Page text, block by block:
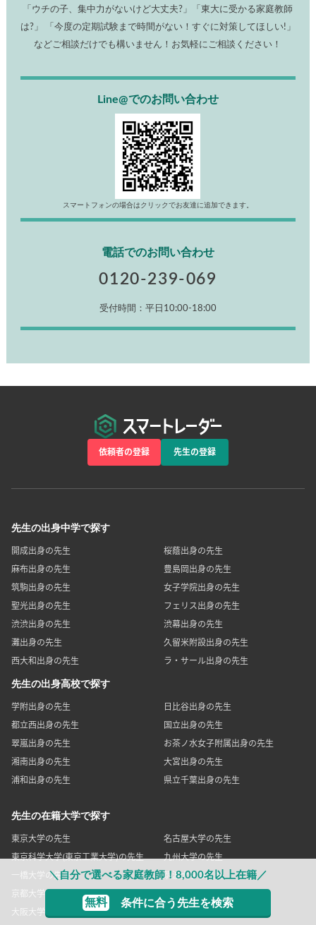
「ウチの子、集中力がないけど大丈夫?」「東大に受かる家庭教師
は?」 「今度の定期試験まで時間がない！すぐに対策してほしい!」
などご相談だけでも構いません！お気軽にご相談ください！
Line@でのお問い合わせ
スマートフォンの場合はクリックでお友達に追加できます。
電話でのお問い合わせ
0120-239-069
受付時間：平日10:00-18:00
＼自分で選べる家庭教師！8,000名以上在籍／
無料 条件に合う先生を検索
依頼者の登録 先生の登録
先生の出身中学で探す
開成出身の先生
桜蔭出身の先生
麻布出身の先生
豊島岡出身の先生
筑駒出身の先生
女子学院出身の先生
聖光出身の先生
フェリス出身の先生
渋渋出身の先生
渋幕出身の先生
灘出身の先生
久留米附設出身の先生
西大和出身の先生
ラ・サール出身の先生
先生の出身高校で探す
学附出身の先生
日比谷出身の先生
都立西出身の先生
国立出身の先生
翠嵐出身の先生
お茶ノ水女子附属出身の先生
湘南出身の先生
大宮出身の先生
浦和出身の先生
県立千葉出身の先生
先生の在籍大学で探す
東京大学の先生
名古屋大学の先生
東京科学大学(東京工業大学)の先生
九州大学の先生
一橋大学の先生
筑波大学の先生
京都大学の先生
大阪大学の先生
お茶の水女子大学の先生